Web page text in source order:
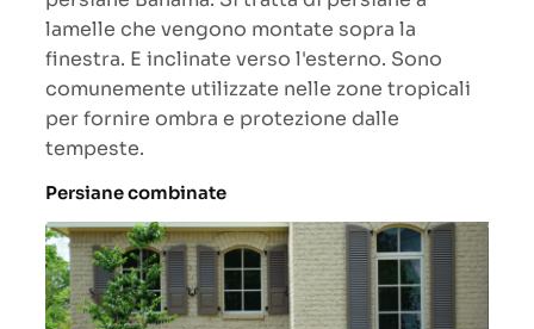
lamelle che vengono montate sopra la
finestra. E inclinate verso l'esterno. Sono
comunemente utilizzate nelle zone tropicali
per fornire ombra e protezione dalle
tempeste.
Persiane combinate